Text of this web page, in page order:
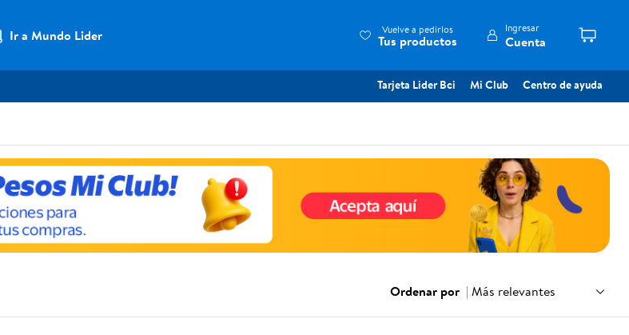
Ir a Mundo Lider Vuelve a pedirlos
Tus productos
Ingresar
Cuenta
Tarjeta Lider Bci Mi Club Centro de ayuda
Ordenar por | Más relevantes